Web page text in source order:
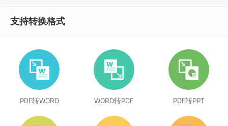
支持转换格式
PDF转WORD WORD转PDF PDF转PPT